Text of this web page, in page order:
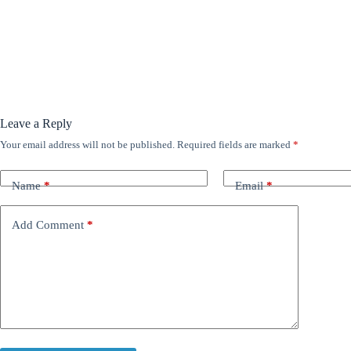
Leave a Reply
Your email address will not be published. Required fields are marked *
Name* Email*
Add Comment *